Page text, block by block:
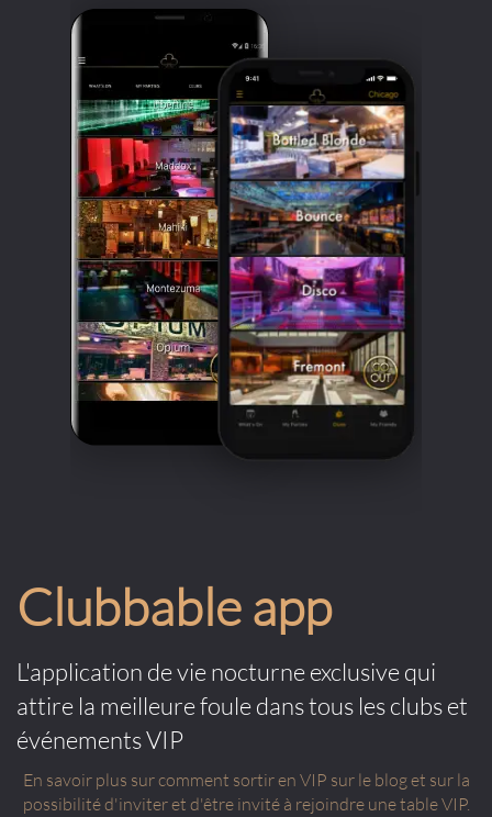
Clubbable app
L'application de vie nocturne exclusive qui
attire la meilleure foule dans tous les clubs et
événements VIP
En savoir plus sur comment sortir en VIP sur le blog et sur la
possibilité d'inviter et d'être invité à rejoindre une table VIP.